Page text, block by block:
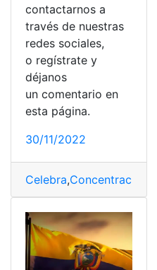
contactarnos a
través de nuestras
redes sociales,
o regístrate y
déjanos
un comentario en
esta página.
30/11/2022
Celebra,Concentración